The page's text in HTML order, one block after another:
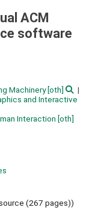
ACM
software
Machinery[oth]
and Interactive
Interaction [oth]
(267 pages))